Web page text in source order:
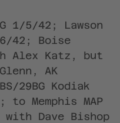
1/5/42; Lawson
42; Boise
Alex Katz, but
AK
29BG Kodiak
Memphis MAP
Dave Bishop